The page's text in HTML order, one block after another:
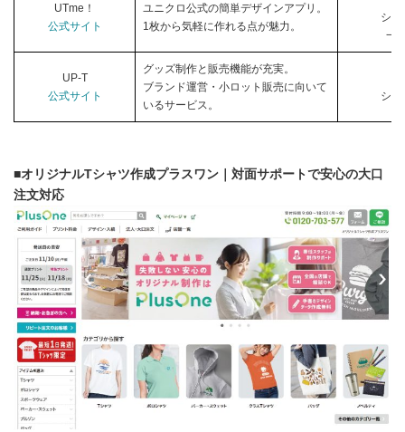
UTme！
公式サイト
ユニクロ公式の簡単デザインアプリ。
1枚から気軽に作れる点が魅力。
シ
一
UP-T
公式サイト
グッズ制作と販売機能が充実。
ブランド運営・小ロット販売に向いて
いるサービス。
シ
■オリジナルTシャツ作成プラスワン｜対面サポートで安心の大口
注文対応